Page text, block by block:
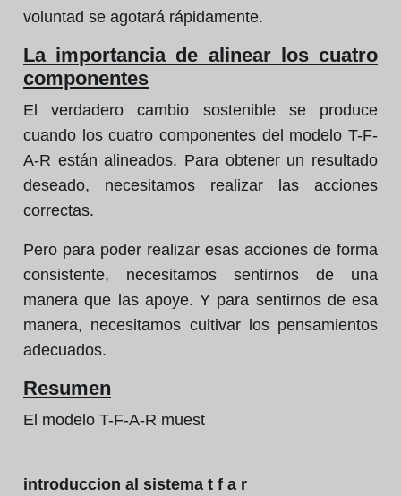
voluntad se agotará rápidamente.
La importancia de alinear los cuatro
componentes
El verdadero cambio sostenible se produce
cuando los cuatro componentes del modelo T-F-
A-R están alineados. Para obtener un resultado
deseado, necesitamos realizar las acciones
correctas.
Pero para poder realizar esas acciones de forma
consistente, necesitamos sentirnos de una
manera que las apoye. Y para sentirnos de esa
manera, necesitamos cultivar los pensamientos
adecuados.
Resumen
El modelo T-F-A-R muest
introduccion al sistema t f a r